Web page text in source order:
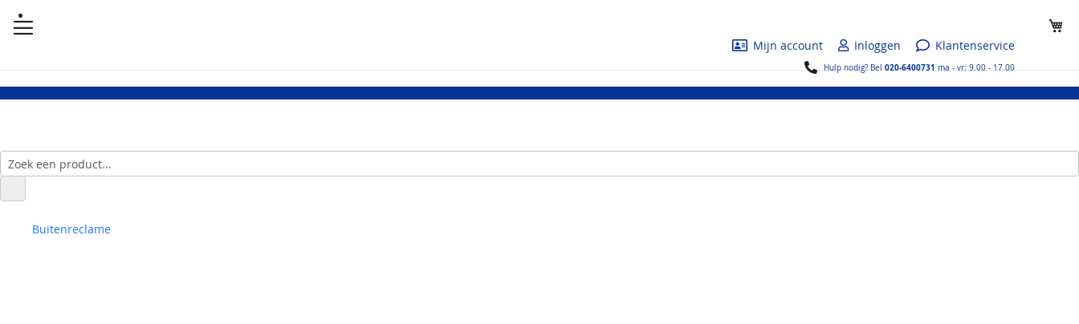
Mijn account
Inloggen Klantenservice
Hulp nodig? Bel020-6400731ma - vr: 9.00 - 17.00
Buitenreclame